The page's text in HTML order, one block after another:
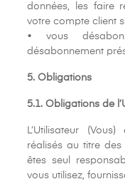
données, les faire
votre compte client
• vous
désabonnement
5. Obligations
5.1. Obligations de
L’Utilisateur
réalisés au titre
êtes seul
vous utilisez,